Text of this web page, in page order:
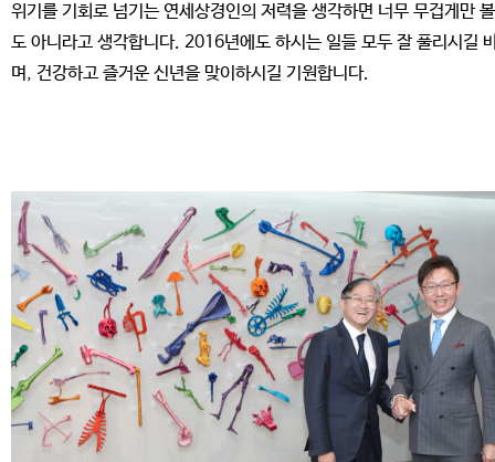
위기를 기회로 넘기는 연세상경인의 저력을 생각하면 너무 무겁게만
도 아니라고 생각합니다. 2016년에도 하시는 일들 모두 잘 풀리시길
며, 건강하고 즐거운 신년을 맞이하시길 기원합니다.